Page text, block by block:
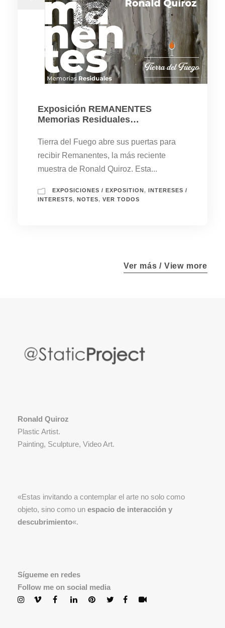
Exposición REMANENTES
Memorias Residuales…
Tierra del Fuego abre sus puertas para
recibir Remanentes, la más reciente
muestra de Ronald Quiroz. Esta...
EXPOSICIONES / EXPOSITION, INTERESES /
INTERESTS, NOTES, VER TODOS
Ver más / View more
Ronald Quiroz
Plastic Artist.
Painting, Sculpture, Video Art.
«Estas invitando a contemplar el arte no solo como
objeto, sino como un espacio de interacción y
descubrimiento«.
Sígueme en redes
Follow me on social media